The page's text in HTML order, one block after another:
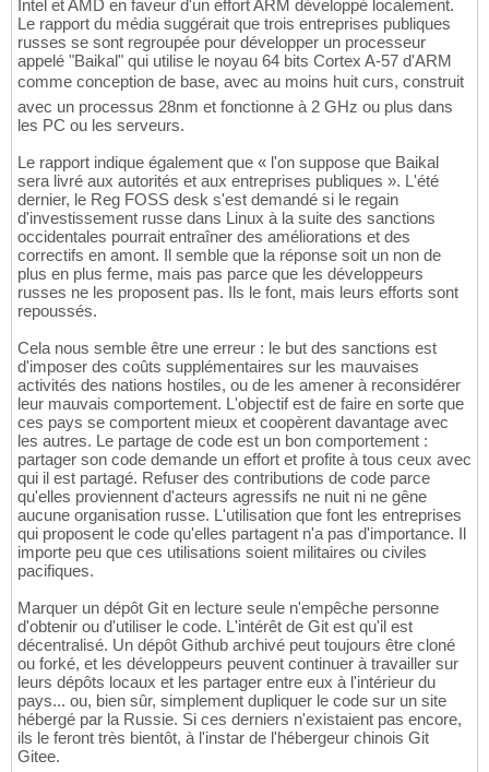
Intel et AMD en faveur d'un effort ARM développé localement.
Le rapport du média suggérait que trois entreprises publiques
russes se sont regroupée pour développer un processeur
appelé "Baikal" qui utilise le noyau 64 bits Cortex A-57 d'ARM
comme conception de base, avec au moins huit curs, construit
avec un processus 28nm et fonctionne à 2 GHz ou plus dans
les PC ou les serveurs.
Le rapport indique également que « l'on suppose que Baikal
sera livré aux autorités et aux entreprises publiques ». L'été
dernier, le Reg FOSS desk s'est demandé si le regain
d'investissement russe dans Linux à la suite des sanctions
occidentales pourrait entraîner des améliorations et des
correctifs en amont. Il semble que la réponse soit un non de
plus en plus ferme, mais pas parce que les développeurs
russes ne les proposent pas. Ils le font, mais leurs efforts sont
repoussés.
Cela nous semble être une erreur : le but des sanctions est
d'imposer des coûts supplémentaires sur les mauvaises
activités des nations hostiles, ou de les amener à reconsidérer
leur mauvais comportement. L'objectif est de faire en sorte que
ces pays se comportent mieux et coopèrent davantage avec
les autres. Le partage de code est un bon comportement :
partager son code demande un effort et profite à tous ceux avec
qui il est partagé. Refuser des contributions de code parce
qu'elles proviennent d'acteurs agressifs ne nuit ni ne gêne
aucune organisation russe. L'utilisation que font les entreprises
qui proposent le code qu'elles partagent n'a pas d'importance. Il
importe peu que ces utilisations soient militaires ou civiles
pacifiques.
Marquer un dépôt Git en lecture seule n'empêche personne
d'obtenir ou d'utiliser le code. L'intérêt de Git est qu'il est
décentralisé. Un dépôt Github archivé peut toujours être cloné
ou forké, et les développeurs peuvent continuer à travailler sur
leurs dépôts locaux et les partager entre eux à l'intérieur du
pays... ou, bien sûr, simplement dupliquer le code sur un site
hébergé par la Russie. Si ces derniers n'existaient pas encore,
ils le feront très bientôt, à l'instar de l'hébergeur chinois Git
Gitee.